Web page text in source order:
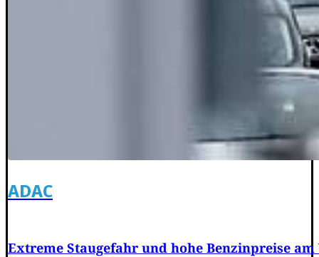
ADAC
Extreme Staugefahr und hohe Benzinpreise